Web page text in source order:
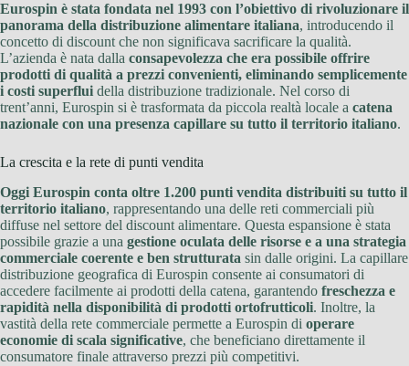
Eurospin è stata fondata nel 1993 con l’obiettivo di rivoluzionare il
panorama della distribuzione alimentare italiana, introducendo il
concetto di discount che non significava sacrificare la qualità.
L’azienda è nata dalla consapevolezza che era possibile offrire
prodotti di qualità a prezzi convenienti, eliminando semplicemente
i costi superflui della distribuzione tradizionale. Nel corso di
trent’anni, Eurospin si è trasformata da piccola realtà locale a catena
nazionale con una presenza capillare su tutto il territorio italiano.
La crescita e la rete di punti vendita
Oggi Eurospin conta oltre 1.200 punti vendita distribuiti su tutto il
territorio italiano, rappresentando una delle reti commerciali più
diffuse nel settore del discount alimentare. Questa espansione è stata
possibile grazie a una gestione oculata delle risorse e a una strategia
commerciale coerente e ben strutturata sin dalle origini. La capillare
distribuzione geografica di Eurospin consente ai consumatori di
accedere facilmente ai prodotti della catena, garantendo freschezza e
rapidità nella disponibilità di prodotti ortofrutticoli. Inoltre, la
vastità della rete commerciale permette a Eurospin di operare
economie di scala significative, che beneficiano direttamente il
consumatore finale attraverso prezzi più competitivi.